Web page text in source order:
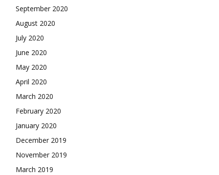
September 2020
August 2020
July 2020
June 2020
May 2020
April 2020
March 2020
February 2020
January 2020
December 2019
November 2019
March 2019